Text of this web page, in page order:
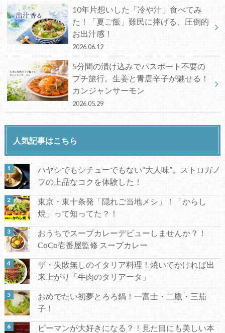
10年片想いした「冷や汁」食べてみ
た！「夏ご飯」難民に捧げる、圧倒的
お出汁感！
2026.06.12
5分間の漬け込みでパスポート不要の
プチ旅行。生姜と青唐辛子が魅せる！
カンジャンサーモン
2026.05.29
人気記事はこちら
ハヤシでもシチューでもない“大人味”。ストロガノ
フの上品なコクを体験した！
東京・東十条発「隠れご当地メシ」！「からし
焼」って知ってた？！
おうちでスープカレーデビューしませんか？！
CoCo壱番屋監修 スープカレー
ザ・失敗無しのイタリア料理！焼いてかければ出
来上がり「牛肉のタリアータ」
おめでたい初夢とろろ鍋！一富士・二鷹・三茄
子！
ピーマンが大好きになる？！見た目にも美しい本